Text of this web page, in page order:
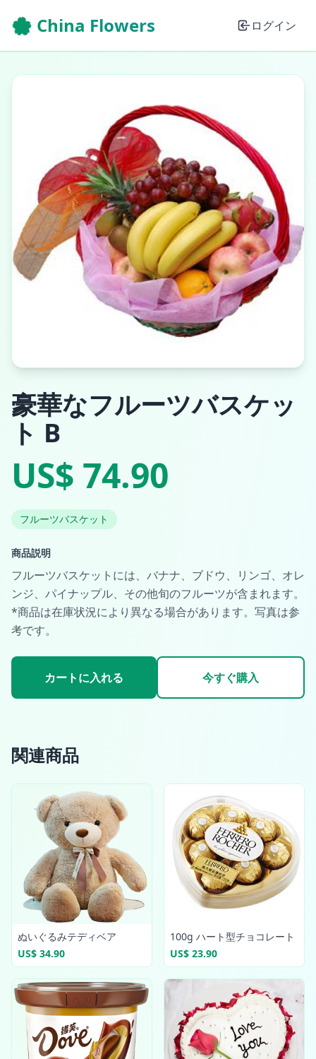
🌸 China Flowers ログイン
豪華なフルーツバスケッ
ト B
US$ 74.90
フルーツバスケット
商品説明
フルーツバスケットには、バナナ、ブドウ、リンゴ、オレ
ンジ、パイナップル、その他旬のフルーツが含まれます。
*商品は在庫状況により異なる場合があります。写真は参
考です。
カートに入れる 今すぐ購入
関連商品
ぬいぐるみテディベア
US$ 34.90
100g ハート型チョコレート
US$ 23.90